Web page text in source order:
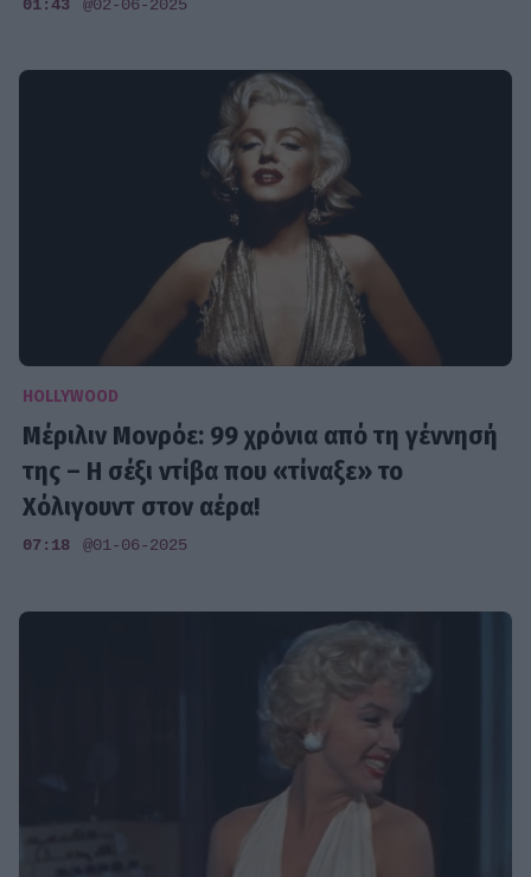
01:43 @02-06-2025
HOLLYWOOD
Μέριλιν Μονρόε: 99 χρόνια από τη γέννησή
της – Η σέξι ντίβα που «τίναξε» το
Χόλιγουντ στον αέρα!
07:18 @01-06-2025